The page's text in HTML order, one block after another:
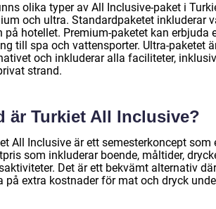
olika typer av All Inclusive-paket i
och ultra. Standardpaketet inkluderar
på hotellet. Premium-paketet kan erbjuda
till spa och vattensporter. Ultra-paketet
och inkluderar alla faciliteter,
strand.
är Turkiet All Inclusive?
All Inclusive är ett semesterkoncept som
som inkluderar boende, måltider,
Det är ett bekvämt alternativ
på extra kostnader för mat och dryck